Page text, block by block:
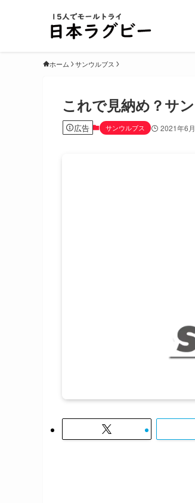
ホーム サンウルブス
これで見納め？サ
広告 サンウルブス 2021年6